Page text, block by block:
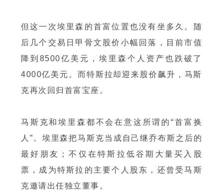
但这一次埃里森的首富位置也没有坐多久。随
后几个交易日甲骨文股价小幅回落，目前市值
降到8500亿美元，埃里森个人资产也跌破了
4000亿美元。而特斯拉却迎来股价飙升，马斯
克再次回归首富宝座。
马斯克和埃里森都不会在意这所谓的“首富换
人”。埃里森把马斯克当成自己继乔布斯之后的
最好朋友；不仅在特斯拉低谷期大量买入股
票，成为特斯拉的主要个人股东，还曾受马斯
克邀请出任独立董事。